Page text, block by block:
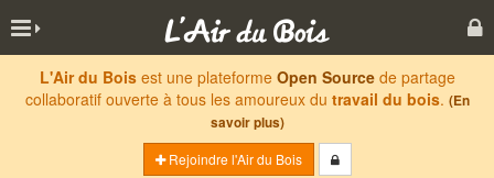
L'Air du Boisest une plateforme Open Sourcede partage
collaboratif ouverte à tous les amoureux du travail du bois. (En
savoir plus)
Rejoindre l'Air du Bois